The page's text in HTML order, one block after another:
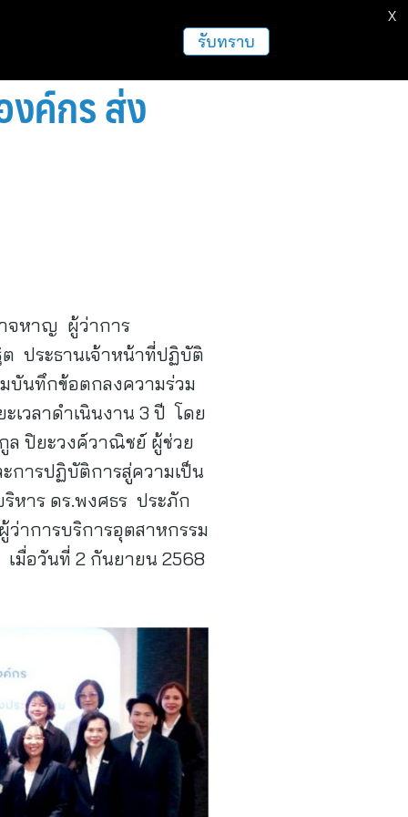
ฝากข่าวประชาสัมพันธ์
ค์กร ส่ง
าจหาญ ผู้ว่าการ
ประธานเจ้าหน้าที่ปฏิบัติ
บันทึกข้อตกลงความร่วม
เวลาดำเนินงาน 3 ปี โดย
ล ปิยะวงค์วาณิชย์ ผู้ช่วย
การปฏิบัติการสู่ความเป็น
หาร ดร.พงศธร ประภัก
าการบริการอุตสาหกรรม
มื่อวันที่ 2 กันยายน 2568
รับทราบ
X